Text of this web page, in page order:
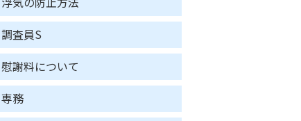
調査員S
慰謝料について
専務